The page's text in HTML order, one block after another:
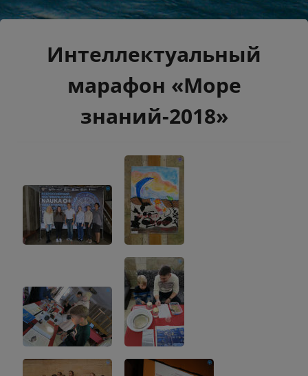
Интеллектуальный
марафон «Море
знаний-2018»